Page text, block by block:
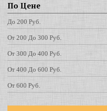
По Цене
До 200 Руб.
От 200 До 300 Руб.
От 300 До 400 Руб.
От 400 До 600 Руб.
От 600 Руб.